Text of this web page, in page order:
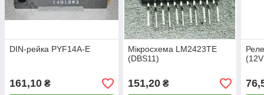
DIN-рейка PYF14A-E
161,10 ₴
Мікросхема LM2423TE
(DBS11)
151,20₴